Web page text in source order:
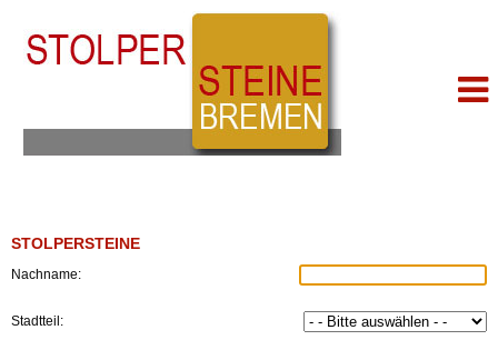
STOLPERSTEINE
Nachname:
Stadtteil: